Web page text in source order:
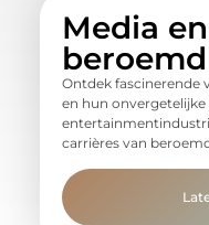
Media en
Ontdek fascinerende
en hun onvergetelijke
carrières van